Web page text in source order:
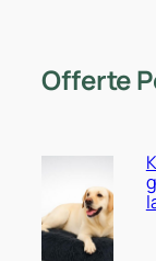
Offerte